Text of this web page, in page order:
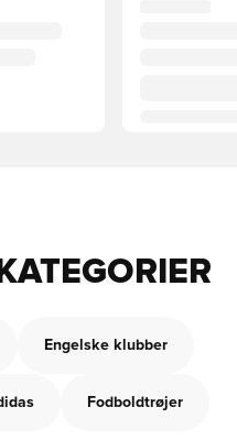
Engelske klubber
Fodboldtrøjer